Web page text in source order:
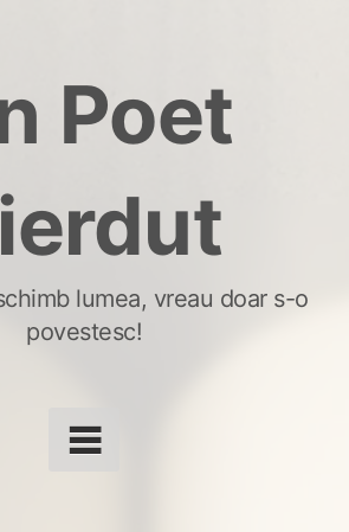
Poet
lumea, vreau doar s-o
povestesc!